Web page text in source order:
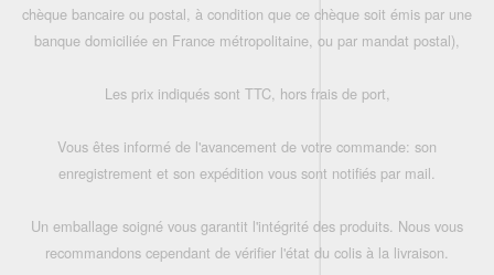
chèque bancaire ou postal, à condition que ce chèque soit émis par une
banque domiciliée en France métropolitaine, ou par mandat postal),
Les prix indiqués sont TTC, hors frais de port,
Vous êtes informé de l'avancement de votre commande: son
enregistrement et son expédition vous sont notifiés par mail.
Un emballage soigné vous garantit l'intégrité des produits. Nous vous
recommandons cependant de vérifier l'état du colis à la livraison.